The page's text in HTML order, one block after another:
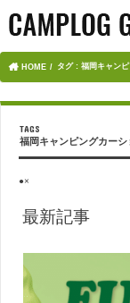
HOME タグ : 福岡キャン
福岡キャンピングカーシ
●×
最新記事